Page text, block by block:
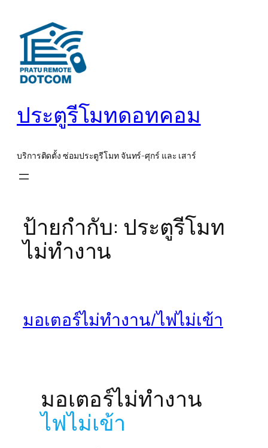
เนื้อหา
ประตูรีโมทดอทคอม
บริการติดตั้ง ซ่อมประตูรีโมท จันทร์-ศุกร์ และ เสาร์
ป้ายกำกับ: ประตูรีโมท
ไม่ทํางาน
มอเตอร์ไม่ทำงาน/ไฟไม่เข้า
มอเตอร์ไม่ทำงาน
ไฟไม่เข้า